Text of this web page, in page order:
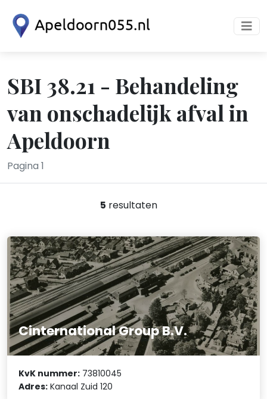
SBI 38.21 - Behandeling
van onschadelijk afval in
Apeldoorn
Pagina 1
5 resultaten
Cinternational Group B.V.
KvK nummer: 73810045
Adres: Kanaal Zuid 120